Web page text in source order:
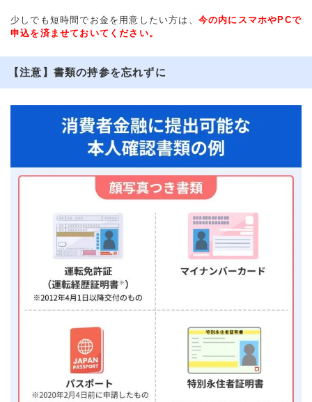
少しでも短時間でお金を用意したい方は、 今の内にスマホやPCで
申込を済ませておいてください。
【注意】書類の持参を忘れずに